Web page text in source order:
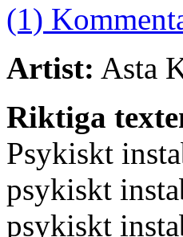
(1)
Artist: Asta
Riktiga
Psykiskt
psykiskt
psykiskt